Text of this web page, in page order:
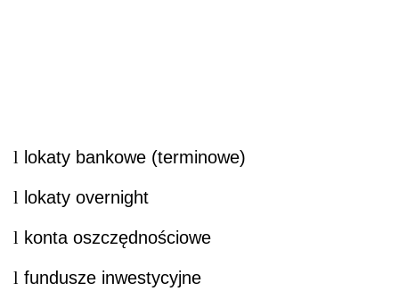
l lokaty bankowe (terminowe)
l lokaty overnight
l konta oszczędnościowe
l fundusze inwestycyjne